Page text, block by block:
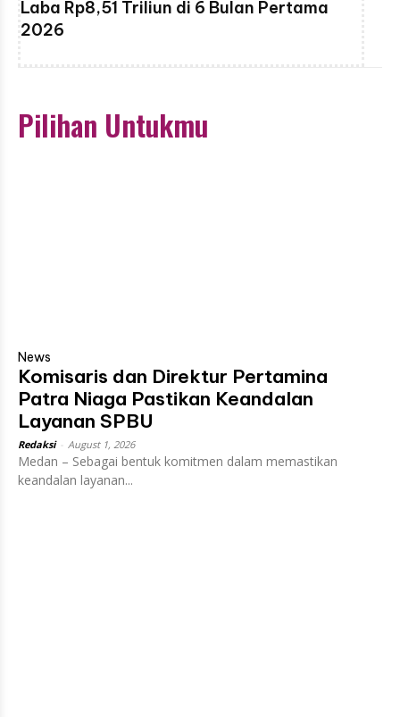
Laba Rp8,51 Triliun di 6 Bulan Pertama
2026
Pilihan Untukmu
News
Komisaris dan Direktur Pertamina
Patra Niaga Pastikan Keandalan
Layanan SPBU
Redaksi August 1, 2026
Medan – Sebagai bentuk komitmen dalam memastikan
keandalan layanan...